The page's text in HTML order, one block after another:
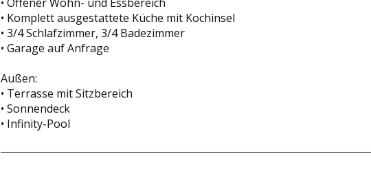
• Komplett ausgestattete Küche mit Kochinsel
• 3/4 Schlafzimmer, 3/4 Badezimmer
• Garage auf Anfrage
Außen:
• Terrasse mit Sitzbereich
• Sonnendeck
• Infinity-Pool